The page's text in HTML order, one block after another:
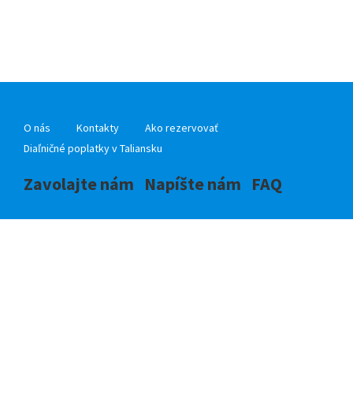
O nás Kontakty
Ako rezervovať
Diaľničné poplatky v Taliansku
Zavolajte nám Napíšte nám FAQ